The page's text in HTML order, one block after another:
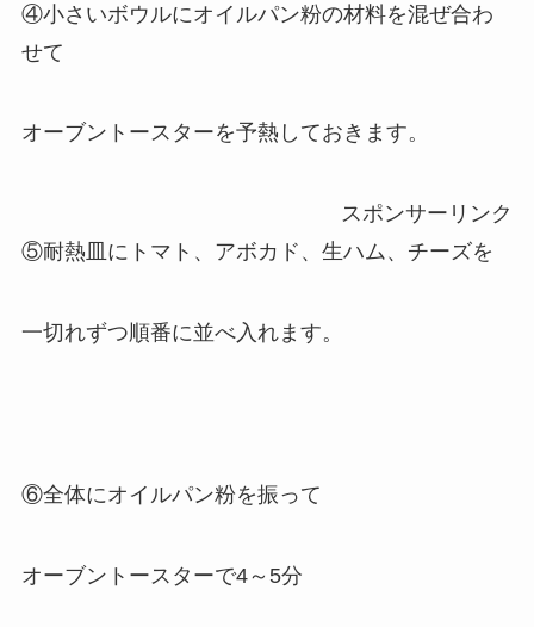
④小さいボウルにオイルパン粉の材料を混ぜ合わ
せて
オーブントースターを予熱しておきます。
スポンサーリンク
⑤耐熱皿にトマト、アボカド、生ハム、チーズを
一切れずつ順番に並べ入れます。
⑥全体にオイルパン粉を振って
オーブントースターで4～5分